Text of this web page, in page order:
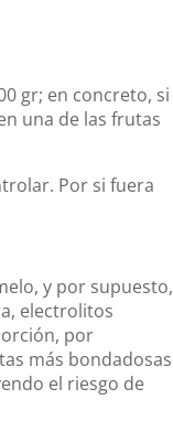
gr; en concreto, si
una de las frutas
Por si fuera
y por supuesto,
electrolitos
por
más bondadosas
el riesgo de